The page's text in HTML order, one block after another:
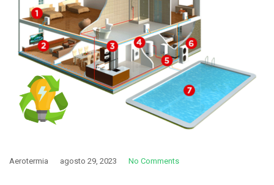
Aerotermia agosto 29, 2023 No Comments